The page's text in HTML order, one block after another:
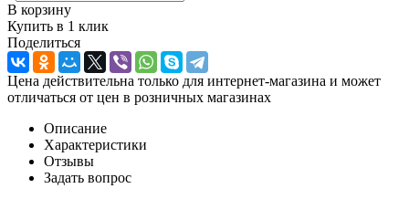
В корзину
Купить в 1 клик
Поделиться
Цена действительна только для интернет-магазина и может
отличаться от цен в розничных магазинах
Описание
Характеристики
Отзывы
Задать вопрос